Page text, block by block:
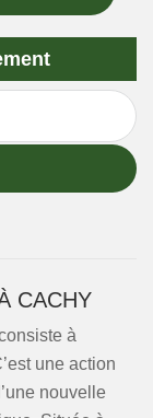
CACHY
à
une action
nouvelle